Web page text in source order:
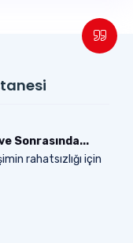
Sonrasında...
rahatsızlığı için